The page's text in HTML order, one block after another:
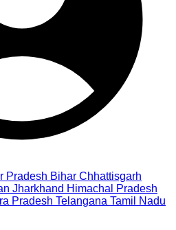
Pradesh Bihar Chhattisgarh
Jharkhand Himachal Pradesh
Pradesh Telangana Tamil Nadu